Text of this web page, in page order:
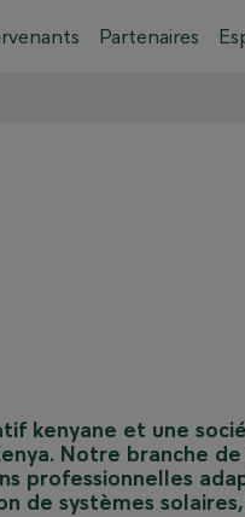
Partenaires
kenyane et une
Notre branche
professionnelles
de systèmes